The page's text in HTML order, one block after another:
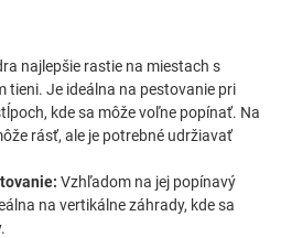
najlepšie rastie na miestach s
tieni. Je ideálna na pestovanie pri
kde sa môže voľne popínať. Na
rásť, ale je potrebné udržiavať
Vzhľadom na jej popínavý
na vertikálne záhrady, kde sa